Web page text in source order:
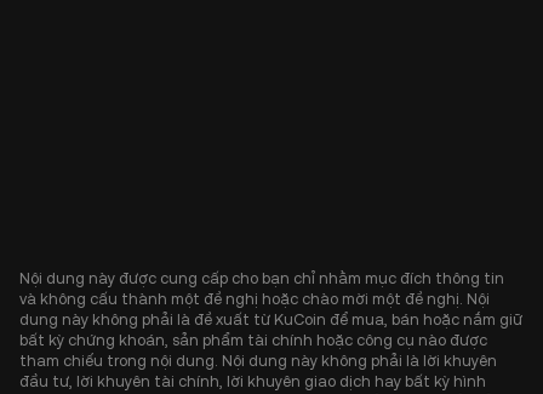
Nội dung này được cung cấp cho bạn chỉ nhằm mục đích thông tin
và không cấu thành một đề nghị hoặc chào mời một đề nghị. Nội
dung này không phải là đề xuất từ KuCoin để mua, bán hoặc nắm giữ
bất kỳ chứng khoán, sản phẩm tài chính hoặc công cụ nào được
tham chiếu trong nội dung. Nội dung này không phải là lời khuyên
đầu tư, lời khuyên tài chính, lời khuyên giao dịch hay bất kỳ hình